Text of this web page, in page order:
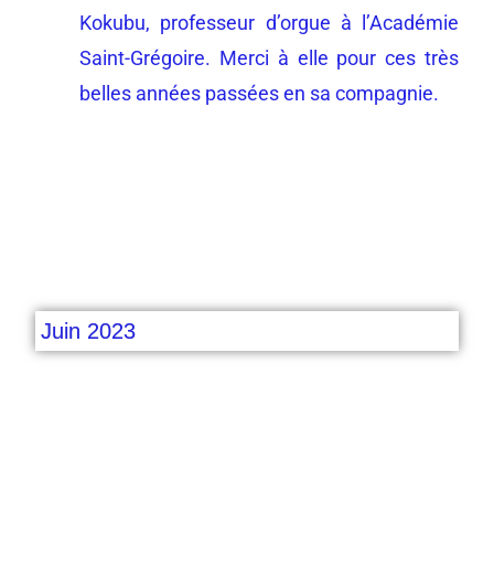
Kokubu, professeur d’orgue à l’Académie
Saint-Grégoire. Merci à elle pour ces très
belles années passées en sa compagnie.
Juin 2023